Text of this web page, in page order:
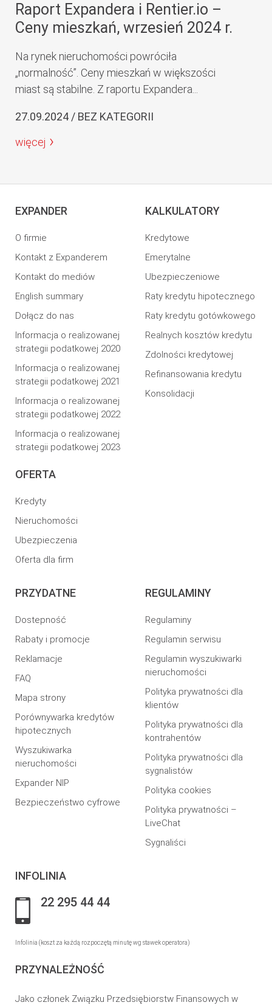
Raport Expandera i Rentier.io –
Ceny mieszkań, wrzesień 2024 r.
Na rynek nieruchomości powróciła
„normalność”. Ceny mieszkań w większości
miast są stabilne. Z raportu Expandera...
27.09.2024 / BEZ KATEGORII
więcej
EXPANDER
O firmie
Kontakt z Expanderem
Kontakt do mediów
English summary
Dołącz do nas
Informacja o realizowanej
strategii podatkowej 2020
Informacja o realizowanej
strategii podatkowej 2021
Informacja o realizowanej
strategii podatkowej 2022
Informacja o realizowanej
strategii podatkowej 2023
OFERTA
Kredyty
Nieruchomości
Ubezpieczenia
Oferta dla firm
KALKULATORY
Kredytowe
Emerytalne
Ubezpieczeniowe
Raty kredytu hipotecznego
Raty kredytu gotówkowego
Realnych kosztów kredytu
Zdolności kredytowej
Refinansowania kredytu
Konsolidacji
PRZYDATNE
Dostepność
Rabaty i promocje
Reklamacje
FAQ
Mapa strony
Porównywarka kredytów
hipotecznych
Wyszukiwarka
nieruchomości
Expander NIP
Bezpieczeństwo cyfrowe
REGULAMINY
Regulaminy
Regulamin serwisu
Regulamin wyszukiwarki
nieruchomości
Polityka prywatności dla
klientów
Polityka prywatności dla
kontrahentów
Polityka prywatności dla
sygnalistów
Polityka cookies
Polityka prywatności –
LiveChat
Sygnaliści
INFOLINIA
22 295 44 44
Infolinia (koszt za każdą rozpoczętą minutę wg stawek operatora)
PRZYNALEŻNOŚĆ
Jako członek Związku Przedsiębiorstw Finansowych w